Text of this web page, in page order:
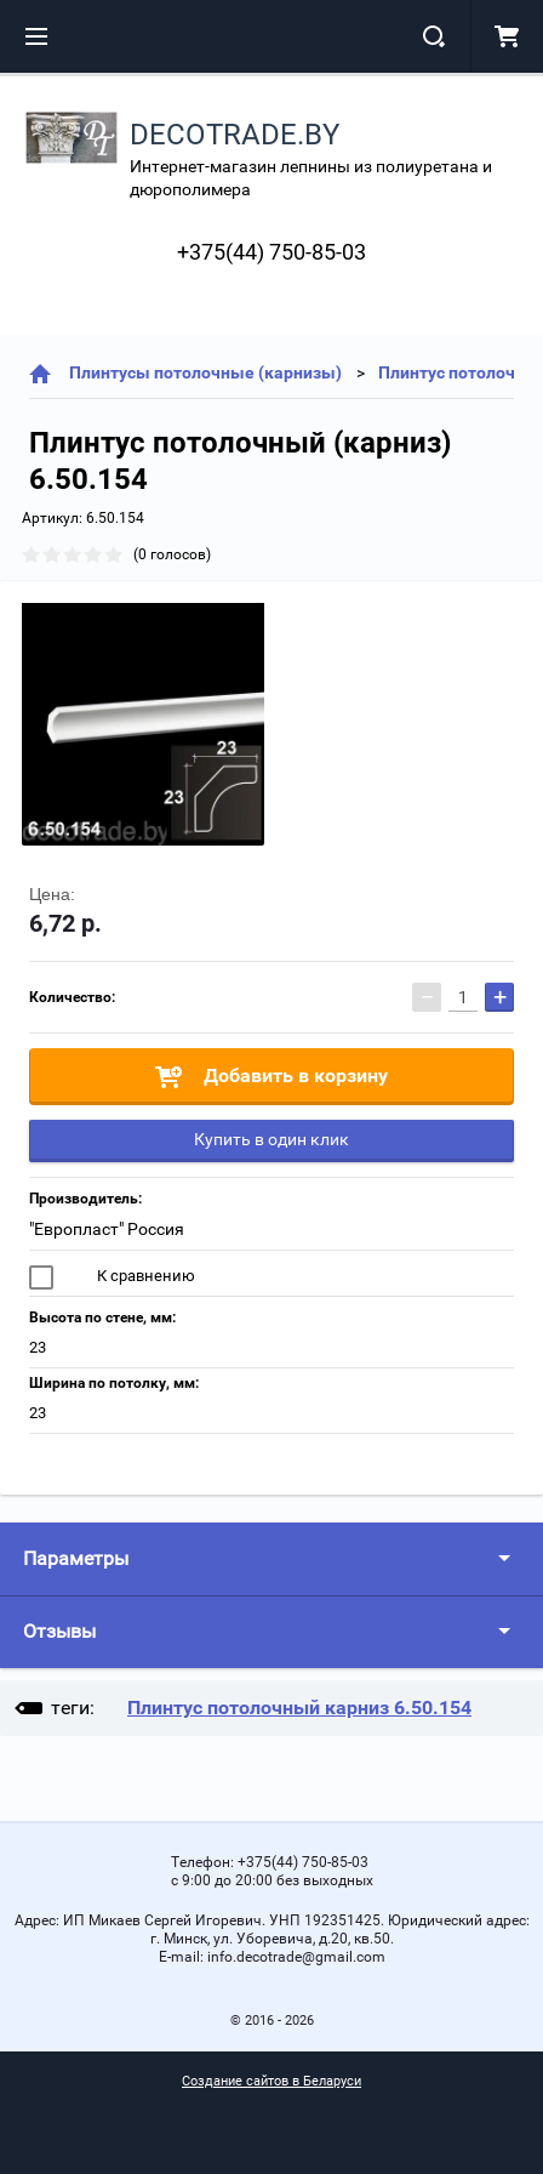
DECOTRADE.BY
Интернет-магазин лепнины из полиуретана и
дюрополимера
+375(44) 750-85-03
Плинтусы потолочные (карнизы) Плинтус
Плинтус потолочный (карниз)
6.50.154
Артикул: 6.50.154
(0 голосов)
Цена:
6,72 р.
Количество: − +
Добавить в корзину
Купить в один клик
Производитель:
"Европласт" Россия
К сравнению
Высота по стене, мм:
23
Ширина по потолку, мм:
23
Параметры
Отзывы
теги: Плинтус потолочный карниз 6.50.154
Телефон: +375(44) 750-85-03
с 9:00 до 20:00 без выходных
Адрес: ИП Микаев Сергей Игоревич. УНП 192351425. Юридический адрес:
г. Минск, ул. Уборевича, д.20, кв.50.
Е-mail: info.decotrade@gmail.com
© 2016 - 2026
Создание сайтов в Беларуси